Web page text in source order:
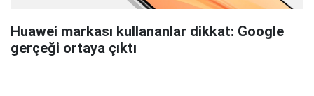
Huawei markası kullananlar dikkat: Google
gerçeği ortaya çıktı